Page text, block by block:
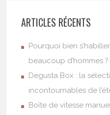
ARTICLES RÉCENTS
Pourquoi bien
beaucoup d’hommes ?
Degusta Box : la
incontournables de
Boîte de vitesse